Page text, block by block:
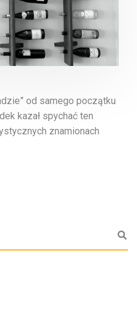
od samego początku
kazał spychać ten
znamionach